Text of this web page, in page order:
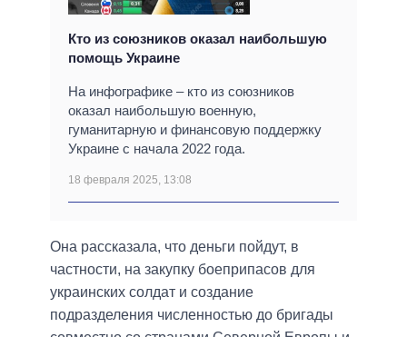
Кто из союзников оказал наибольшую
помощь Украине
На инфографике – кто из союзников
оказал наибольшую военную,
гуманитарную и финансовую поддержку
Украине с начала 2022 года.
18 февраля 2025, 13:08
Она рассказала, что деньги пойдут, в
частности, на закупку боеприпасов для
украинских солдат и создание
подразделения численностью до бригады